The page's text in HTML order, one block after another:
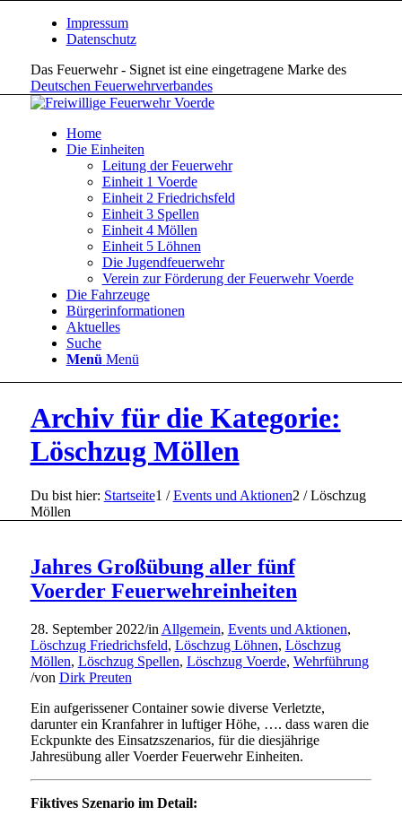
Impressum
Datenschutz
Das Feuerwehr - Signet ist eine eingetragene Marke des
Deutschen Feuerwehrverbandes
Home
Die Einheiten
Leitung der Feuerwehr
Einheit 1 Voerde
Einheit 2 Friedrichsfeld
Einheit 3 Spellen
Einheit 4 Möllen
Einheit 5 Löhnen
Die Jugendfeuerwehr
Verein zur Förderung der Feuerwehr Voerde
Die Fahrzeuge
Bürgerinformationen
Aktuelles
Suche
Menü Menü
Archiv für die Kategorie:
Löschzug Möllen
Du bist hier: Startseite1 / Events und Aktionen2 / Löschzug
Möllen
Jahres Großübung aller fünf
Voerder Feuerwehreinheiten
28. September 2022/in Allgemein, Events und Aktionen,
Löschzug Friedrichsfeld, Löschzug Löhnen, Löschzug
Möllen, Löschzug Spellen, Löschzug Voerde, Wehrführung
/von Dirk Preuten
Ein aufgerissener Container sowie diverse Verletzte,
darunter ein Kranfahrer in luftiger Höhe, …. dass waren die
Eckpunkte des Einsatzszenarios, für die diesjährige
Jahresübung aller Voerder Feuerwehr Einheiten.
Fiktives Szenario im Detail: